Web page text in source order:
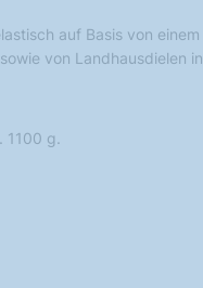
auf Basis von einem
von Landhausdielen in
g.